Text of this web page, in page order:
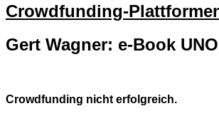
Crowdfunding-
Gert Wagner: e-Book
Crowdfunding nicht erfolgreich.